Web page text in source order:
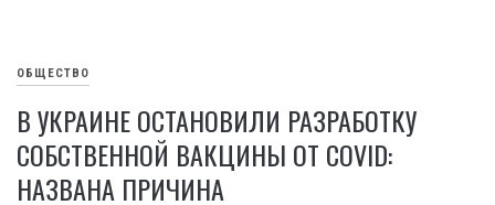
ОБЩЕСТВО
В УКРАИНЕ ОСТАНОВИЛИ РАЗРАБОТКУ
СОБСТВЕННОЙ ВАКЦИНЫ ОТ COVID:
НАЗВАНА ПРИЧИНА